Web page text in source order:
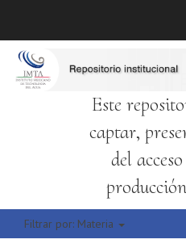
Este
captar,
del
Filtrar por: Materia